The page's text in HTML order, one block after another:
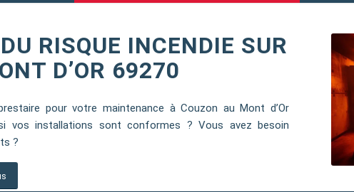
RISQUE INCENDIE SUR
D’OR 69270
pour votre maintenance à Couzon au Mont d’Or
vos installations sont conformes ? Vous avez besoin
?